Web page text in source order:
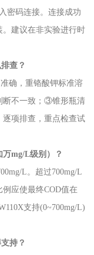
密码连接。连接成功
建议在非实验进行时
查？
确，重铬酸钾标准溶
断不一致；③锥形瓶清
项排查，重点检查试
mg/L级别）？
L。超过700mg/L
应使最终COD值在
支持(0~700mg/L)
持？